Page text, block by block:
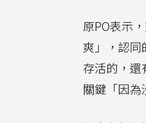
原PO表示
爽」，認同
存活的，還
關鍵「因為